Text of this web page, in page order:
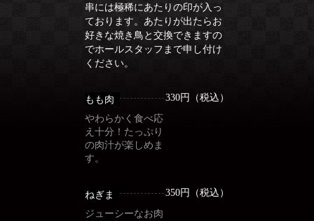
串には極稀にあたりの印が入っ
ております。あたりが出たらお
好きな焼き鳥と交換できますの
でホールスタッフまで申し付け
ください。
もも肉
やわらかく食べ応
え十分！たっぷり
の肉汁が楽しめま
す。
330円（税込）
ねぎま
ジューシーなお肉
350円（税込）